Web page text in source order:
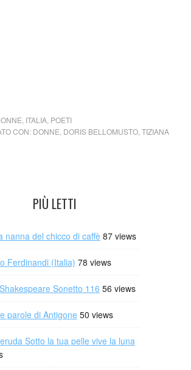
ITALIA, POETI
CON: DONNE DORIS BELLOMUSTO, TIZIANA
PIÙ LETTI
nanna del chicco di caffè 87 views
Ferdinandi (Italia) 78 views
Sonetto 116 56 views
parole di Antigone 50 views
Sotto la tua pelle vive la luna